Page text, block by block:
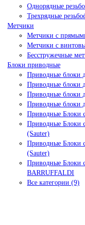
Однорядные
Трехрядные
Метчики
Метчики с
Метчики с
Бесстружечные
Блоки приводные
Приводные блоки
Приводные блоки
Приводные блоки
Приводные блоки
Приводные Блоки
Приводные Блоки
(Sauter)
Приводные Блоки
(Sauter)
Приводные Блоки
BARRUFFALDI
Все категории (9)